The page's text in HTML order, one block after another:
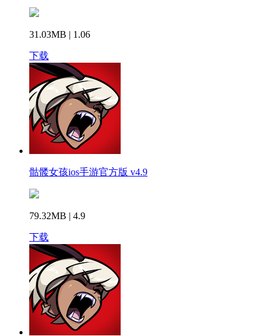
31.03MB | 1.06
下载
骷髅女孩ios手游官方版 v4.9
79.32MB | 4.9
下载